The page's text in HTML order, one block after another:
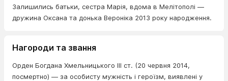
Залишились батьки, сестра Марія, вдома в Мелітополі —
дружина Оксана та донька Вероніка 2013 року народження.
Нагороди та звання
Орден Богдана Хмельницького III ст. (20 червня 2014,
посмертно) — за особисту мужність і героїзм, виявлені у